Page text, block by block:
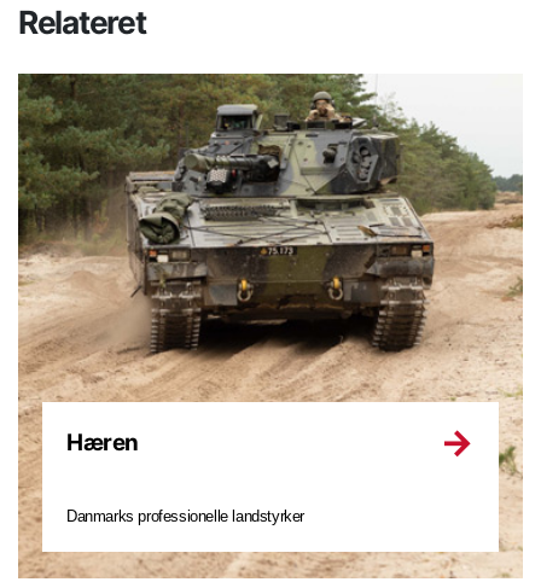
Relateret
Hæren
Danmarks professionelle landstyrker